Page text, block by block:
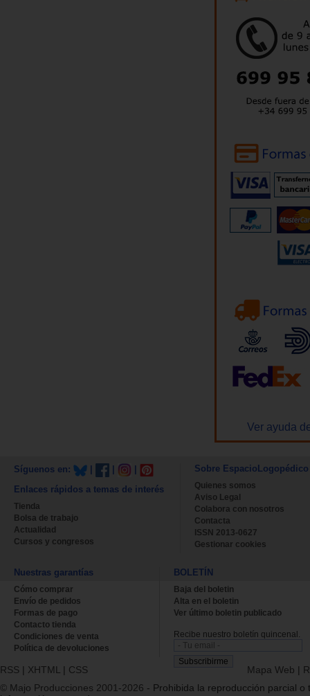
Ver ayuda
Síguenos en:
Enlaces rápidos a temas de interés
Tienda
Bolsa de trabajo
Actualidad
Cursos y congresos
Sobre EspacioLogopédico
Quienes somos
Aviso Legal
Colabora con nosotros
Contacta
ISSN 2013-0627
Gestionar cookies
Nuestras garantías
Cómo comprar
Envío de pedidos
Formas de pago
Contacto tienda
Condiciones de venta
Política de devoluciones
BOLETÍN
Baja del boletin
Alta en el boletin
Ver último boletin publicado
Recibe nuestro boletín quincenal.
RSS | XHTML | CSS Mapa Web |
© Majo Producciones 2001-2026 - Prohibida la reproducción parcial o